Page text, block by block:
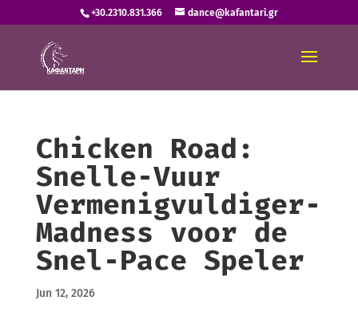
+30.2310.831.366 dance@kafantari.gr
Chicken Road:
Snelle‑Vuur
Vermenigvuldiger‑
Madness voor de
Snel‑Pace Speler
Jun 12, 2026